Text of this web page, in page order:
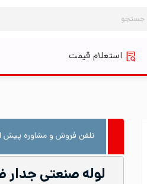
برای:
استعلام قیمت
تلفن فروش و مشاوره پیش